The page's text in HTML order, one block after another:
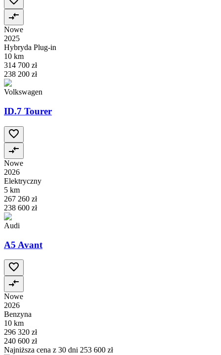
Nowe
2025
Hybryda Plug-in
10 km
314 700 zł
238 200 zł
Volkswagen
ID.7 Tourer
Nowe
2026
Elektryczny
5 km
267 260 zł
238 600 zł
Audi
A5 Avant
Nowe
2026
Benzyna
10 km
296 320 zł
240 600 zł
Najniższa cena z 30 dni 253 600 zł